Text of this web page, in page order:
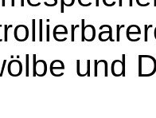
und